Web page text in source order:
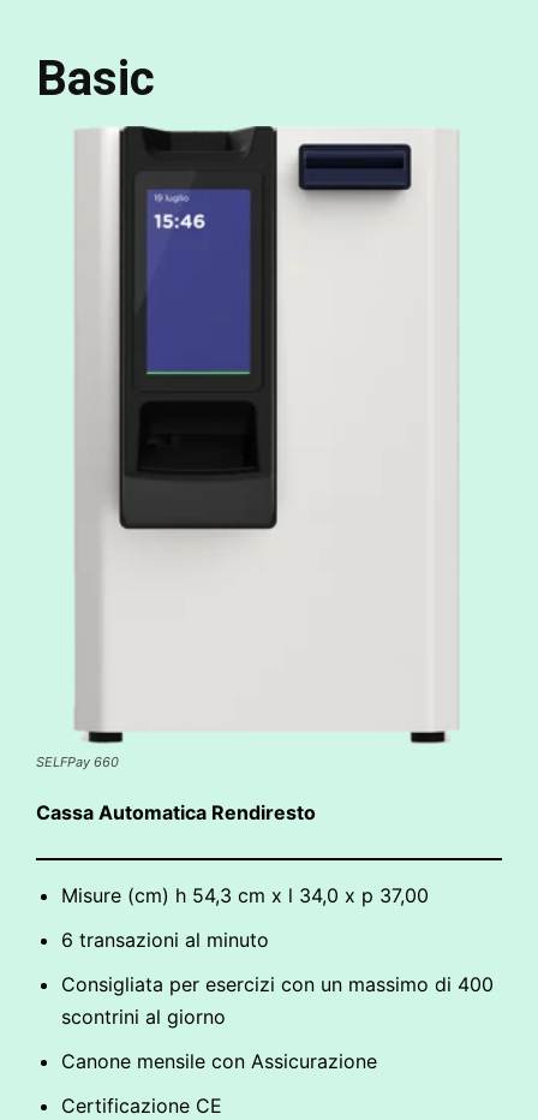
Basic
SELFPay 660
Cassa Automatica Rendiresto
Misure (cm) h 54,3 cm x l 34,0 x p 37,00
6 transazioni al minuto
Consigliata per esercizi con un massimo di 400
scontrini al giorno
Canone mensile con Assicurazione
Certificazione CE